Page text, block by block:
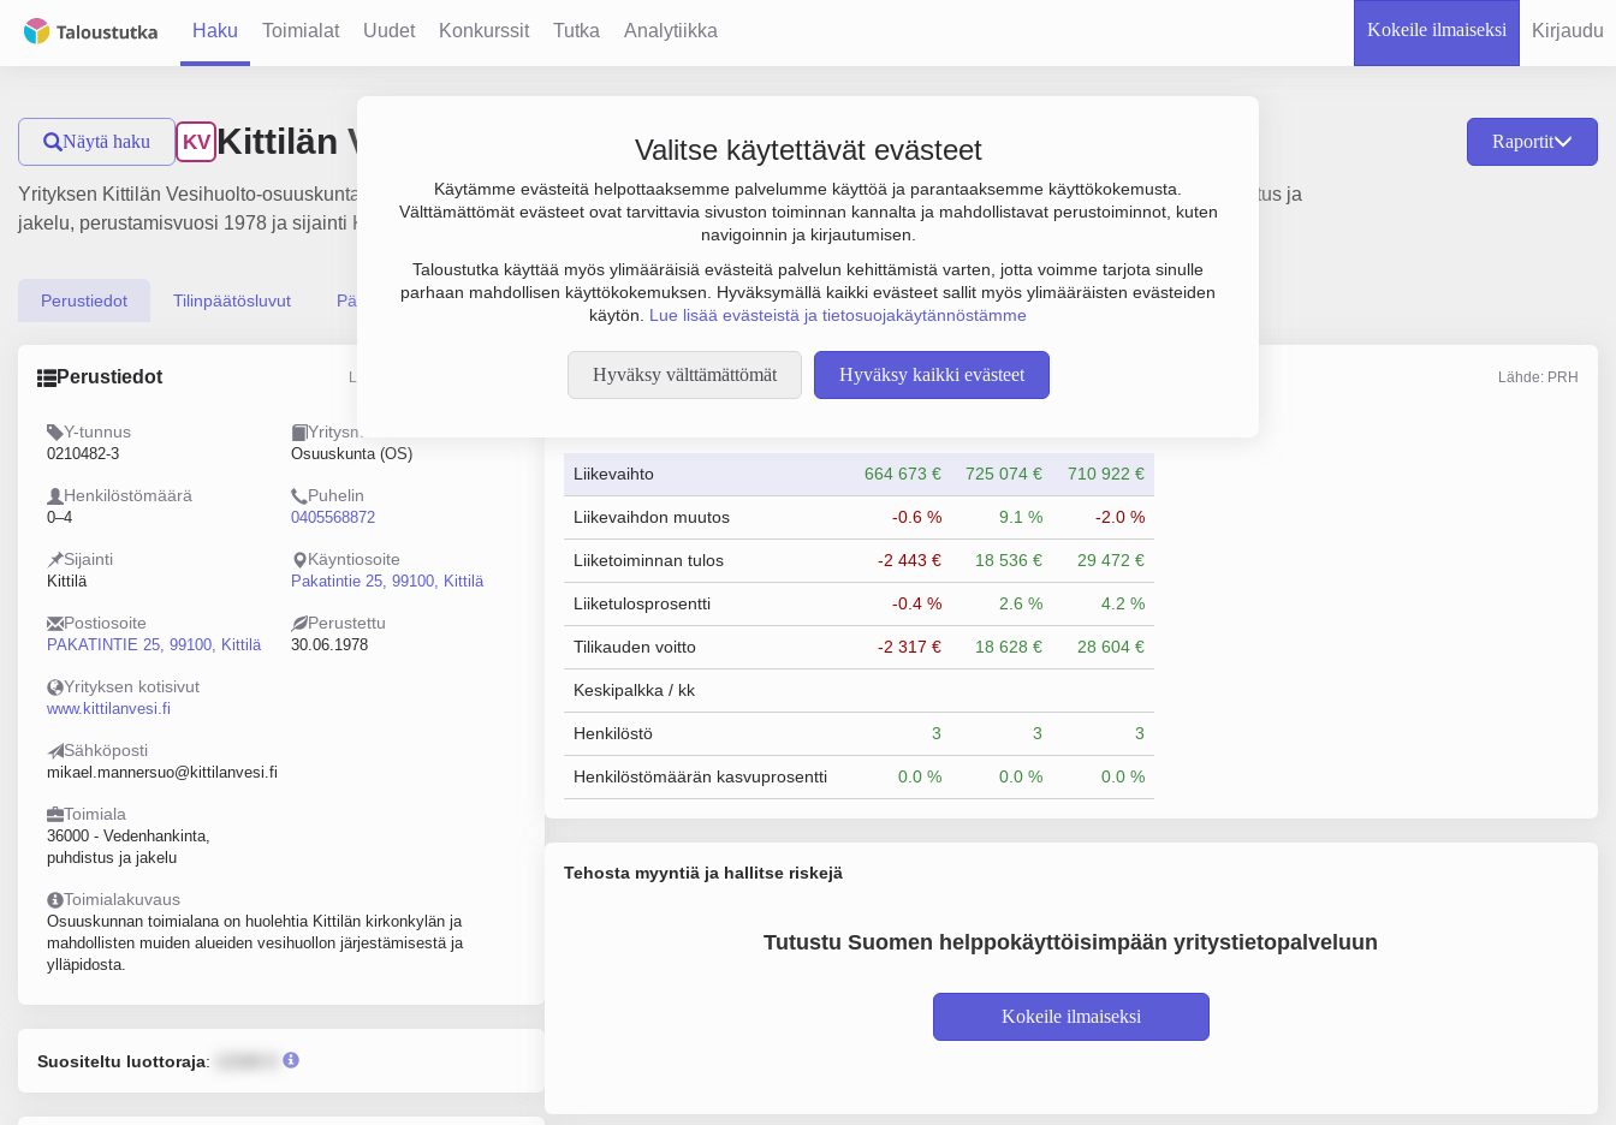
Haku Toimialat Uudet Konkurssit Tutka Analytiikka Kokeile ilmaiseksi Kirjaudu
Valitse käytettävät evästeet
Käytämme evästeitä helpottaaksemme palvelumme käyttöä ja parantaaksemme käyttökokemusta.
Välttämättömät evästeet ovat tarvittavia sivuston toiminnan kannalta ja mahdollistavat perustoiminnot, kuten
navigoinnin ja kirjautumisen.
Taloustutka käyttää myös ylimääräisiä evästeitä palvelun kehittämistä varten, jotta voimme tarjota sinulle
parhaan mahdollisen käyttökokemuksen. Hyväksymällä kaikki evästeet sallit myös ylimääräisten evästeiden
käytön. Lue lisää evästeistä ja tietosuojakäytännöstämme
Hyväksy välttämättömät Hyväksy kaikki evästeet
Näytä haku KV Kittilän Vesihuolto-osuuskunta Raportit
Yrityksen Kittilän Vesihuolto-osuuskunta liikevaihto on 711 000 €, tulos 29 000 € ja henkilöstömäärä 3. Sen päätoimiala on Vedenhankinta, puhdistus ja
jakelu, perustamisvuosi 1978 ja sijainti Kittilä. Yrityksen yhtiömuoto Osuuskunta (OS).
Perustiedot Tilinpäätösluvut Päättäjätiedot
Perustiedot Lähde: YTJ, PRH, Traficom
Y-tunnus
0210482-3
Yritysmuoto
Osuuskunta (OS)
Henkilöstömäärä
0–4
Puhelin
0405568872
Sijainti
Kittilä
Käyntiosoite
Pakatintie 25, 99100, Kittilä
Postiosoite
PAKATINTIE 25, 99100, Kittilä
Perustettu
30.06.1978
Yrityksen kotisivut
www.kittilanvesi.fi
Sähköposti
mikael.mannersuo@kittilanvesi.fi
Toimiala
36000 - Vedenhankinta,
puhdistus ja jakelu
Toimialakuvaus
Osuuskunnan toimialana on huolehtia Kittilän kirkonkylän ja
mahdollisten muiden alueiden vesihuollon järjestämisestä ja
ylläpidosta.
Suositeltu luottoraja:
Taloustiedot Lähde: PRH
Liikevaihto 664 673 € 725 074 € 710 922 €
Liikevaihdon muutos -0.6 % 9.1 % -2.0 %
Liiketoiminnan tulos -2 443 € 18 536 € 29 472 €
Liiketulosprosentti -0.4 % 2.6 % 4.2 %
Tilikauden voitto -2 317 € 18 628 € 28 604 €
Keskipalkka / kk
Henkilöstö 3 3 3
Henkilöstömäärän kasvuprosentti 0.0 % 0.0 % 0.0 %
Tehosta myyntiä ja hallitse riskejä
Tutustu Suomen helppokäyttöisimpään yritystietopalveluun
Kokeile ilmaiseksi